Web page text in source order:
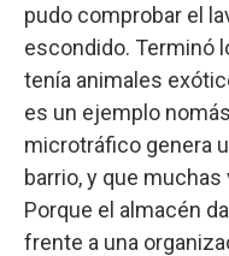
pudo comprobar el
escondido. Terminó
tenía animales
es un ejemplo
microtráfico genera
barrio, y que
Porque el almacén
frente a una